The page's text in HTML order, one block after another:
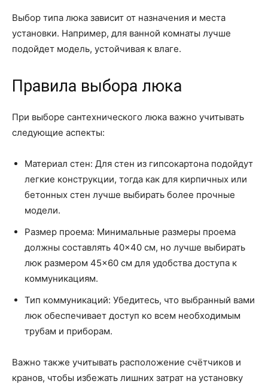
Выбор типа люка зависит от назначения и места
установки. Например, для ванной комнаты лучше
подойдет модель, устойчивая к влаге.
Правила выбора люка
При выборе сантехнического люка важно учитывать
следующие аспекты:
Материал стен: Для стен из гипсокартона подойдут
легкие конструкции, тогда как для кирпичных или
бетонных стен лучше выбирать более прочные
модели.
Размер проема: Минимальные размеры проема
должны составлять 40×40 см, но лучше выбирать
люк размером 45×60 см для удобства доступа к
коммуникациям.
Тип коммуникаций: Убедитесь, что выбранный вами
люк обеспечивает доступ ко всем необходимым
трубам и приборам.
Важно также учитывать расположение счётчиков и
кранов, чтобы избежать лишних затрат на установку